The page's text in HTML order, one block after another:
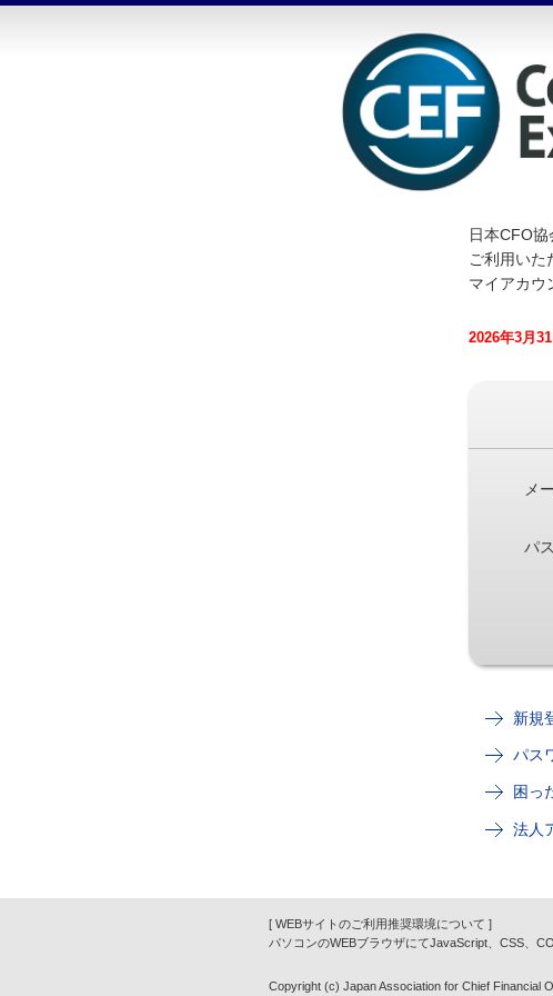
日本CFO
ご利用いた
マイアカウ
2026年3月
メ
パ
新規
パス
困っ
法人
[ WEBサイトのご利用推奨環境について ]
パソコンのWEBブラウザにてJavaScript、CSS、
Copyright (c) Japan Association for Chief Financial